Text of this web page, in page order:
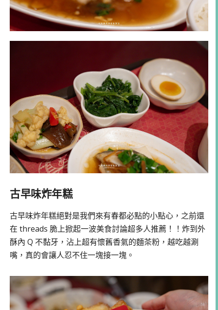
古早味炸年糕
古早味炸年糕絕對是我們來有春都必點的小點心，之前還
在 threads 脆上掀起一波美食討論超多人推薦！！炸到外
酥內 Q 不黏牙，沾上超有懷舊香氣的麵茶粉，越吃越涮
嘴，真的會讓人忍不住一塊接一塊。